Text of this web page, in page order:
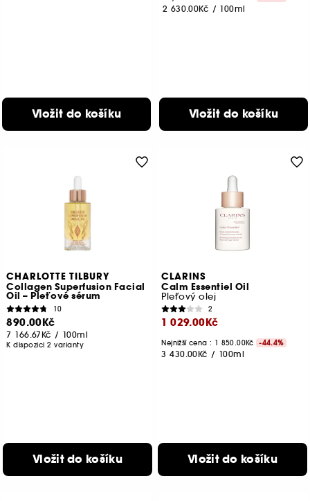
Vložit do košíku
2 630.00Kč / 100ml
Vložit do košíku
CHARLOTTE TILBURY
Collagen Superfusion Facial
Oil – Pleťové sérum
10
890.00Kč
7 166.67Kč / 100ml
K dispozici 2 varianty
Vložit do košíku
CLARINS
Calm Essentiel Oil
Pleťový olej
2
1 029.00Kč
Nejnižší cena : 1 850.00Kč -44.4%
3 430.00Kč / 100ml
Vložit do košíku